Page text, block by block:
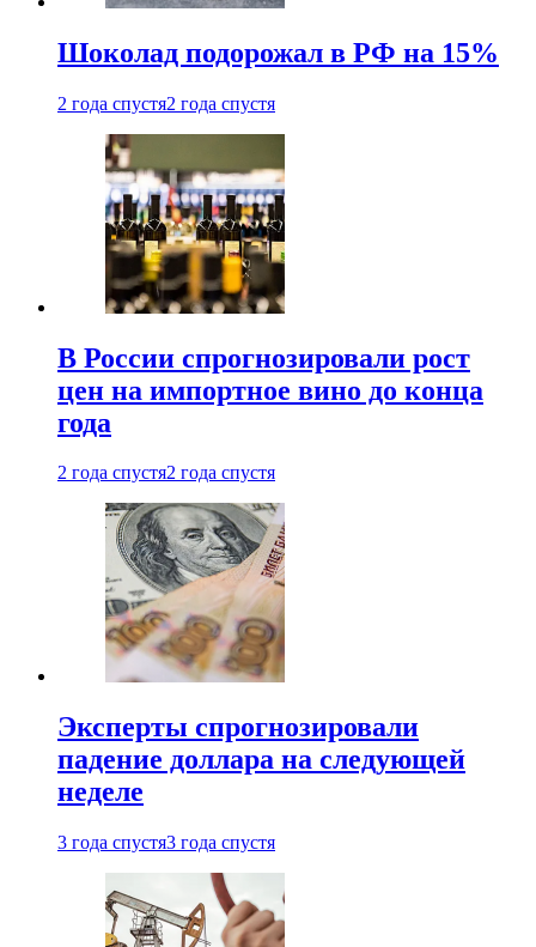
Шоколад подорожал в РФ на 15%
2 года спустя2 года спустя
В России спрогнозировали рост
цен на импортное вино до конца
года
2 года спустя2 года спустя
Эксперты спрогнозировали
падение доллара на следующей
неделе
3 года спустя3 года спустя